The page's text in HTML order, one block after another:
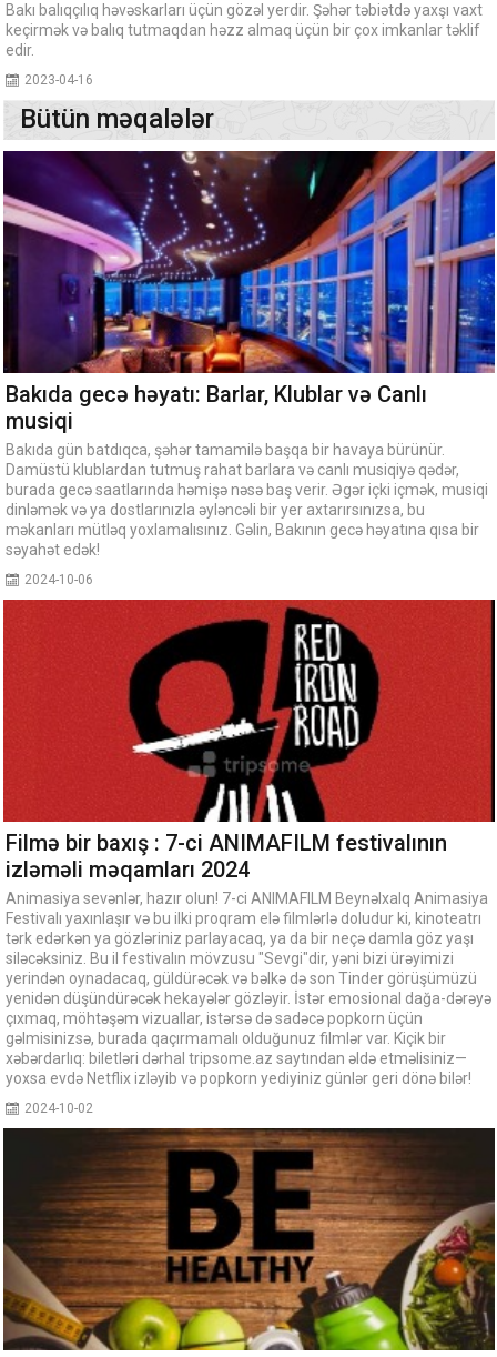
Bakı balıqçılıq həvəskarları üçün gözəl yerdir. Şəhər təbiətdə yaxşı vaxt
keçirmək və balıq tutmaqdan həzz almaq üçün bir çox imkanlar təklif
edir.
2023-04-16
Bütün məqalələr
Bakıda gecə həyatı: Barlar, Klublar və Canlı
musiqi
Bakıda gün batdıqca, şəhər tamamilə başqa bir havaya bürünür.
Damüstü klublardan tutmuş rahat barlara və canlı musiqiyə qədər,
burada gecə saatlarında həmişə nəsə baş verir. Əgər içki içmək, musiqi
dinləmək və ya dostlarınızla əyləncəli bir yer axtarırsınızsa, bu
məkanları mütləq yoxlamalısınız. Gəlin, Bakının gecə həyatına qısa bir
səyahət edək!
2024-10-06
Filmə bir baxış : 7-ci ANIMAFILM festivalının
izləməli məqamları 2024
Animasiya sevənlər, hazır olun! 7-ci ANIMAFILM Beynəlxalq Animasiya
Festivalı yaxınlaşır və bu ilki proqram elə filmlərlə doludur ki, kinoteatrı
tərk edərkən ya gözləriniz parlayacaq, ya da bir neçə damla göz yaşı
siləcəksiniz. Bu il festivalın mövzusu "Sevgi"dir, yəni bizi ürəyimizi
yerindən oynadacaq, güldürəcək və bəlkə də son Tinder görüşümüzü
yenidən düşündürəcək hekayələr gözləyir. İstər emosional dağa-dərəyə
çıxmaq, möhtəşəm vizuallar, istərsə də sadəcə popkorn üçün
gəlmisinizsə, burada qaçırmamalı olduğunuz filmlər var. Kiçik bir
xəbərdarlıq: biletləri dərhal tripsome.az saytından əldə etməlisiniz—
yoxsa evdə Netflix izləyib və popkorn yediyiniz günlər geri dönə bilər!
2024-10-02